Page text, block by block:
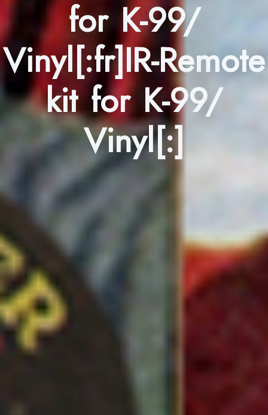
for K-99/
Vinyl[:fr]IR-Remote
kit for K-99/
Vinyl[:]